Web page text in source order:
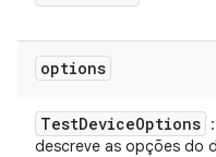
options
TestDeviceOptions
descreve as opções do